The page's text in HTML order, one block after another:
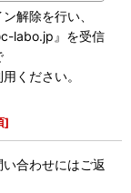
解除を行い、
labo.jp』を受信
ください。
]
合わせにはご返